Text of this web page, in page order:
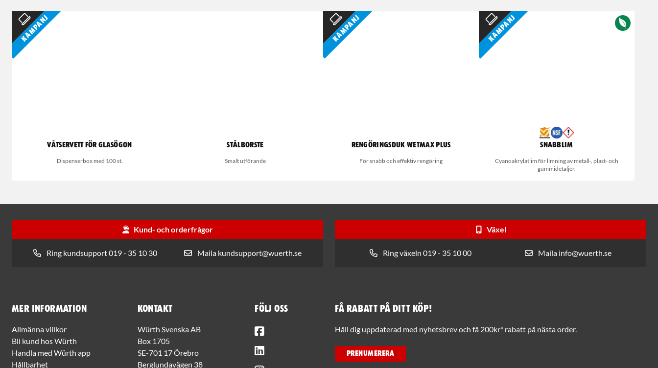
Kampanj
Våtservett för glasögon
Dispenserbox med 100 st.
Stålborste
Smalt utförande
Kampanj
Rengöringsduk Wetmax Plus
För snabb och effektiv rengöring
Kampanj
Snabblim
Cyanoakrylatlim för limning av metall-, plast- och
gummidetaljer.
Kund- och orderfrågor
Ring kundsupport 019 - 35 10 30 Maila kundsupport@wuerth.se
Växel
Ring växeln 019 - 35 10 00 Maila info@wuerth.se
Mer information
Allmänna villkor
Bli kund hos Würth
Handla med Würth app
Hållbarhet
Kontakt
Würth Svenska AB
Box 1705
SE-701 17 Örebro
Berglundavägen 38
Följ oss Få rabatt på ditt köp!
Håll dig uppdaterad med nyhetsbrev och få 200kr* rabatt på nästa order.
PRENUMERERA